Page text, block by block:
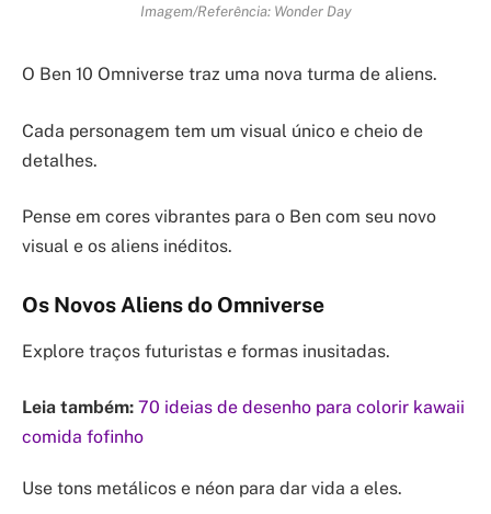
Imagem/Referência: Wonder Day
O Ben 10 Omniverse traz uma nova turma de aliens.
Cada personagem tem um visual único e cheio de
detalhes.
Pense em cores vibrantes para o Ben com seu novo
visual e os aliens inéditos.
Os Novos Aliens do Omniverse
Explore traços futuristas e formas inusitadas.
Leia também: 70 ideias de desenho para colorir kawaii
comida fofinho
Use tons metálicos e néon para dar vida a eles.